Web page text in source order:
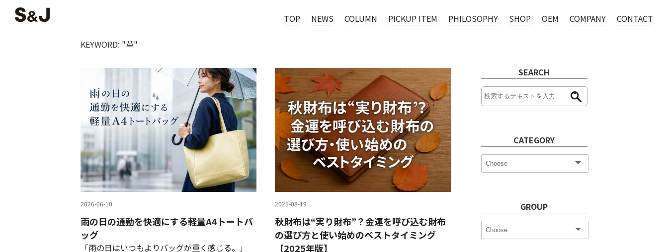
TOP NEWS COLUMN PICKUP ITEM PHILOSOPHY SHOP OEM COMPANY CONTACT
KEYWORD: "革"
2026-06-10
雨の日の通勤を快適にする軽量A4トートバ
ッグ
「雨の日はいつもよりバッグが重く感じる。」
2025-08-19
秋財布は“実り財布”？金運を呼び込む財布
の選び方と使い始めのベストタイミング
【2025年版】
SEARCH
CATEGORY
GROUP